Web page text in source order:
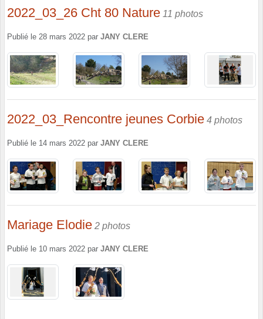
2022_03_26 Cht 80 Nature 11 photos
Publié le 28 mars 2022 par JANY CLERE
2022_03_Rencontre jeunes Corbie 4 photos
Publié le 14 mars 2022 par JANY CLERE
Mariage Elodie 2 photos
Publié le 10 mars 2022 par JANY CLERE